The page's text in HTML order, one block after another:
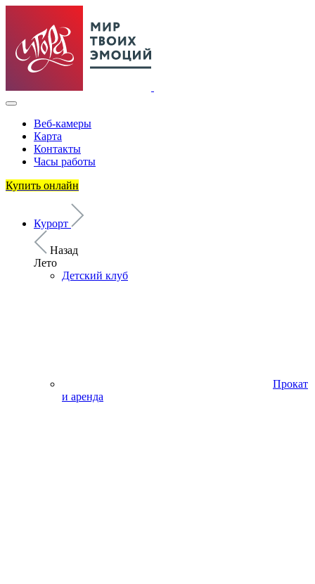
Веб-камеры
Карта
Контакты
Часы работы
Купить онлайн
Курорт
Назад
Лето
Детский клуб
Прокат
и аренда